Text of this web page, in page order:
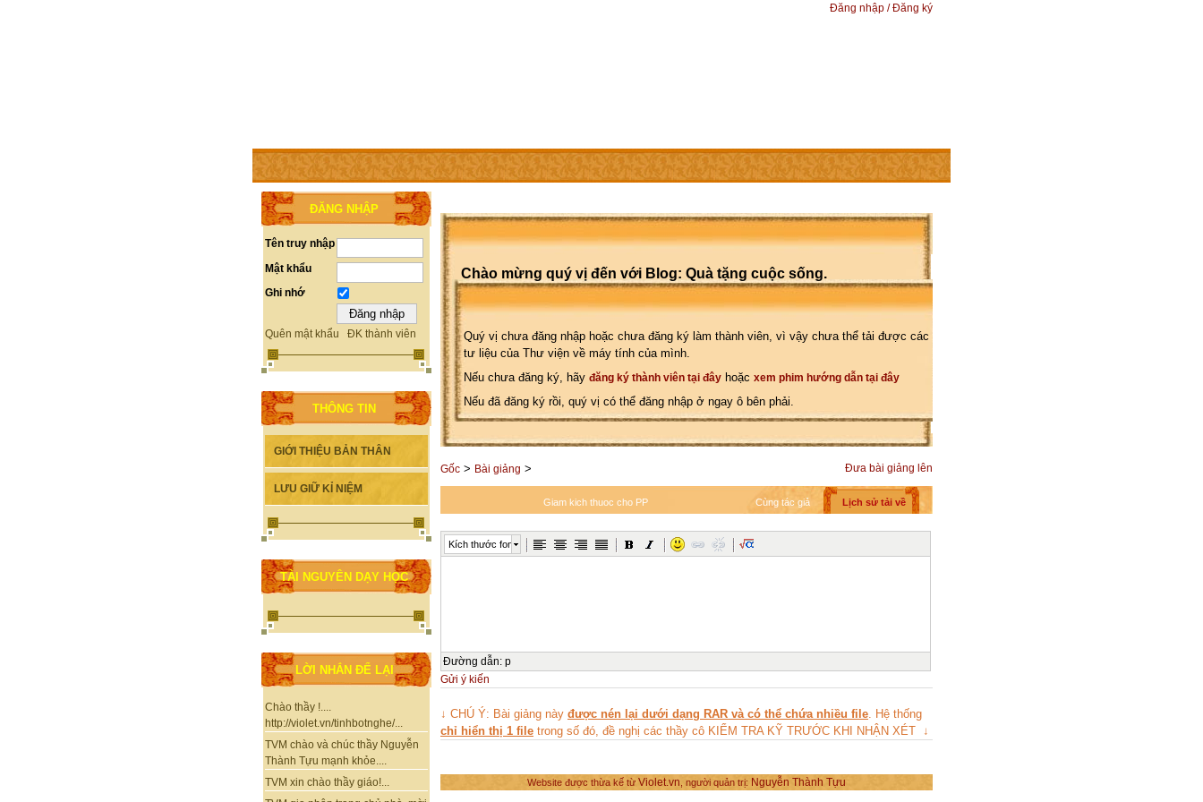
Đăng nhập / Đăng ký
TRANG CHỦ THÀNH VIÊN TRỢ GIÚP WEBSITE CỦA CÁC THÀNH VIÊN
ĐĂNG NHẬP
Tên truy nhập
Mật khẩu
Ghi nhớ
Quên mật khẩu ĐK thành viên
THÔNG TIN
GIỚI THIỆU BẢN THÂN
LƯU GIỮ KỈ NIỆM
TÀI NGUYÊN DẠY HỌC
LỜI NHẮN ĐỂ LẠI
Chào thầy !....
http://violet.vn/tinhbotnghe/...
TVM chào và chúc thầy Nguyễn
Thành Tựu mạnh khỏe....
TVM xin chào thầy giáo!...
Chào mừng quý vị đến với Blog: Quà tặng cuộc sống.
Quý vị chưa đăng nhập hoặc chưa đăng ký làm thành viên, vì vậy chưa thể tải được các
tư liệu của Thư viện về máy tính của mình.
Nếu chưa đăng ký, hãy đăng ký thành viên tại đây hoặc xem phim hướng dẫn tại đây
Nếu đã đăng ký rồi, quý vị có thể đăng nhập ở ngay ô bên phải.
Đưa bài giảng lên
Gốc > Bài giảng >
Giam kich thuoc cho PP Cùng tác giả Lịch sử tải về
Kích thước font
Đường dẫn: p
Gửi ý kiến
↓ CHÚ Ý: Bài giảng này được nén lại dưới dạng RAR và có thể chứa nhiều file. Hệ thống
chỉ hiển thị 1 file trong số đó, đề nghị các thầy cô KIỂM TRA KỸ TRƯỚC KHI NHẬN XÉT ↓
Website được thừa kế từ Violet.vn , người quản trị: Nguyễn Thành Tựu